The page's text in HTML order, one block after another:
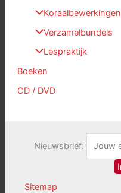
Koraalbewerkingen
Verzamelbundels
Lespraktijk
Boeken
CD / DVD
Nieuwsbrief:
Sitemap